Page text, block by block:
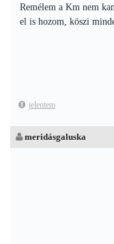
Remélem a Km nem
el is hozom, köszi
jelentem
meridásgaluska